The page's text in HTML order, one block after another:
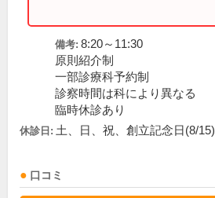
備考: 8:20～11:30
原則紹介制
一部診療科予約制
診察時間は科により異なる
臨時休診あり
休診日: 土、日、祝、創立記念日(8/15)
口コミ